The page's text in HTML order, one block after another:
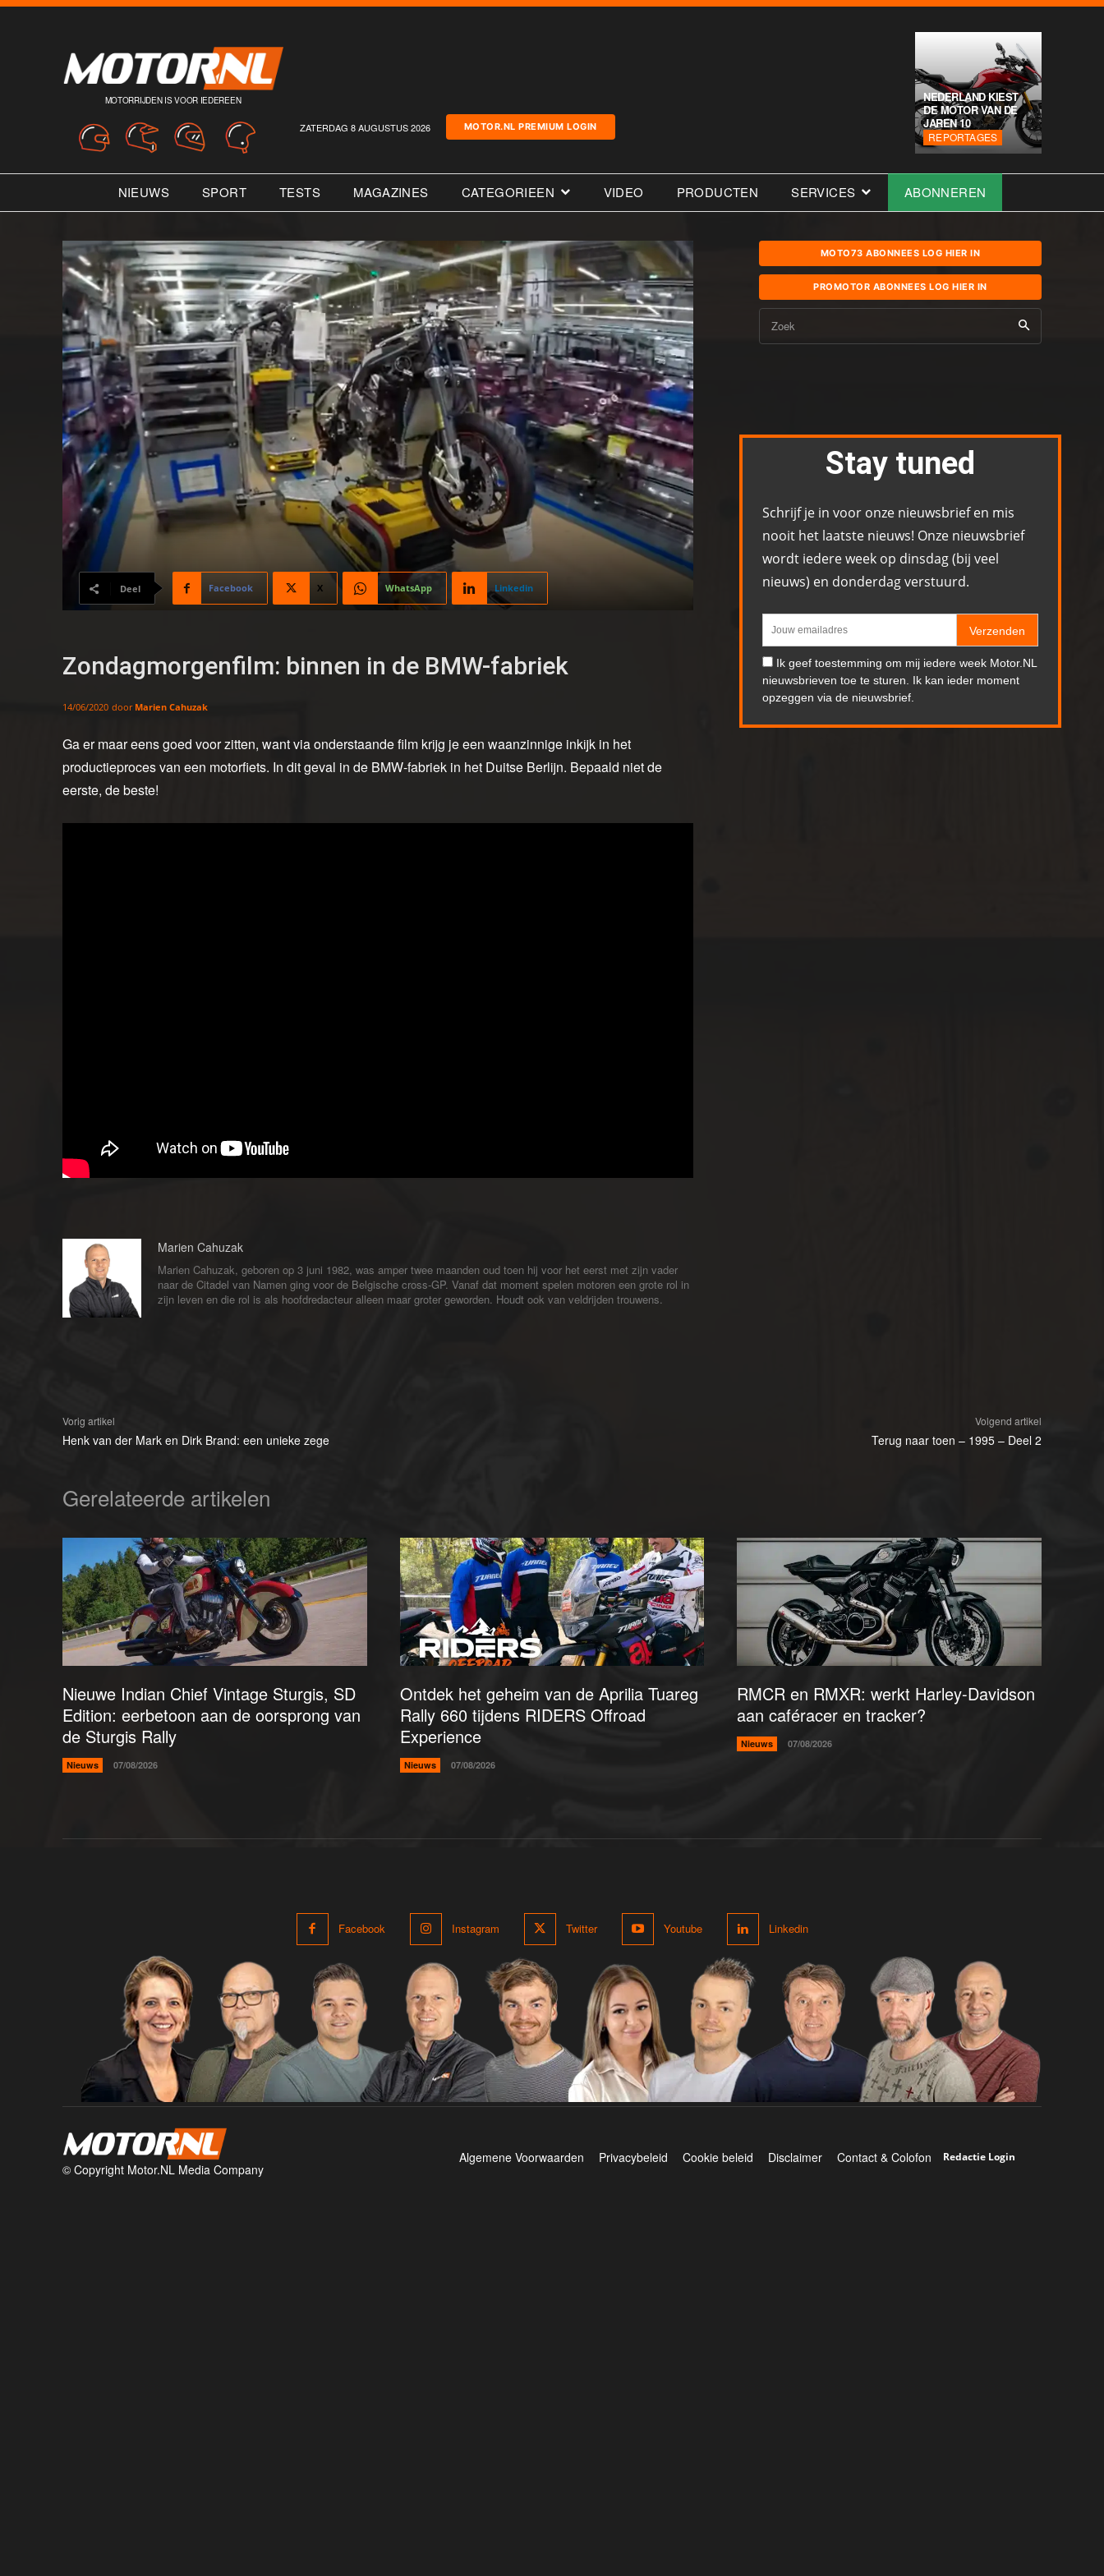
MOTORRIJDEN IS VOOR IEDEREEN
ZATERDAG 8 AUGUSTUS 2026 MOTOR.NL PREMIUM LOGIN
NEDERLAND KIEST
DE MOTOR VAN DE
JAREN 10
REPORTAGES
NIEUWS SPORT TESTS MAGAZINES CATEGORIEEN VIDEO PRODUCTEN SERVICES ABONNEREN
Deel Facebook X WhatsApp Linkedin
Zondagmorgenfilm: binnen in de BMW-fabriek
14/06/2020 door Marien Cahuzak
Ga er maar eens goed voor zitten, want via onderstaande film krijg je een waanzinnige inkijk in het
productieproces van een motorfiets. In dit geval in de BMW-fabriek in het Duitse Berlijn. Bepaald niet de
eerste, de beste!
Marien Cahuzak
Marien Cahuzak, geboren op 3 juni 1982, was amper twee maanden oud toen hij voor het eerst met zijn vader
naar de Citadel van Namen ging voor de Belgische cross-GP. Vanaf dat moment spelen motoren een grote rol in
zijn leven en die rol is als hoofdredacteur alleen maar groter geworden. Houdt ook van veldrijden trouwens.
MOTO73 ABONNEES LOG HIER IN
PROMOTOR ABONNEES LOG HIER IN
Zoek
Stay tuned
Schrijf je in voor onze nieuwsbrief en mis
nooit het laatste nieuws! Onze nieuwsbrief
wordt iedere week op dinsdag (bij veel
nieuws) en donderdag verstuurd.
Verzenden
Ik geef toestemming om mij iedere week Motor.NL
nieuwsbrieven toe te sturen. Ik kan ieder moment
opzeggen via de nieuwsbrief.
Vorig artikel
Henk van der Mark en Dirk Brand: een unieke zege
Volgend artikel
Terug naar toen – 1995 – Deel 2
Gerelateerde artikelen
Nieuwe Indian Chief Vintage Sturgis, SD
Edition: eerbetoon aan de oorsprong van
de Sturgis Rally
Nieuws 07/08/2026
Ontdek het geheim van de Aprilia Tuareg
Rally 660 tijdens RIDERS Offroad
Experience
Nieuws 07/08/2026
RMCR en RMXR: werkt Harley-Davidson
aan caféracer en tracker?
Nieuws 07/08/2026
Facebook Instagram Twitter Youtube Linkedin
© Copyright Motor.NL Media Company
Algemene Voorwaarden Privacybeleid Cookie beleid Disclaimer Contact & Colofon Redactie Login